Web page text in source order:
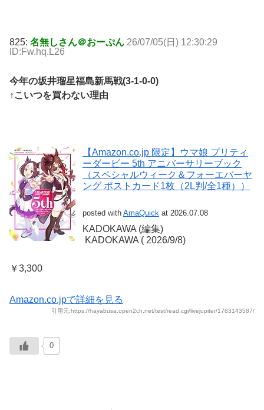
825: 名無しさん＠おーぷん 26/07/05(日) 12:30:29
ID:Fw.hq.L26
今年の坂井瑠星福島新馬戦(3-1-0-0)
↑こいつを買わない理由
【Amazon.co.jp 限定】ウマ娘 プリティ
ーダービー 5th アニバーサリーブック
（スペシャルウィーク＆フォーエバーヤ
ング ポストカード1枚（2L判/全1種））
posted with AmaQuick at 2026.07.08
KADOKAWA (編集)
‎ KADOKAWA (‎ 2026/9/8)
￥3,300
Amazon.co.jpで詳細を見る
引用元:https://hayabusa.open2ch.net/test/read.cgi/livejupiter/1783143587/
0